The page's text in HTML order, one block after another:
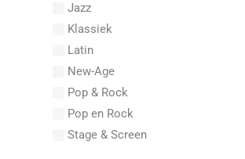
Abel, Lex
Aberg, Johan Ludvig
Aboucaya, Christian
Aboulker, Isabelle
Abraham, Paul
Abrams, Lester
Abreu, Zequinha
Jazz
Klassiek
Latin
New-Age
Pop & Rock
Pop en Rock
Stage & Screen